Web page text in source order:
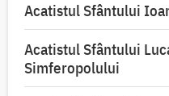
Acatistul Sfântului
Acatistul Sfântului
Simferopolului